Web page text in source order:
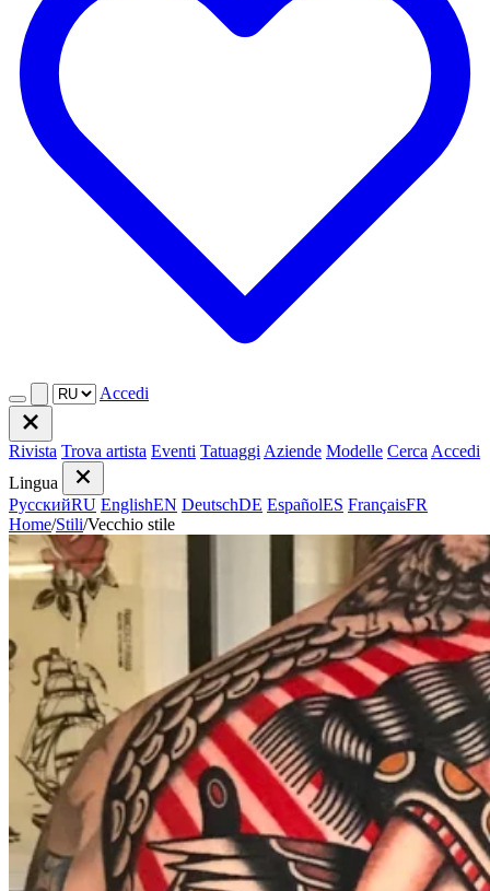
Accedi
Rivista Trova artista Eventi Tatuaggi Aziende Modelle Cerca Accedi
Lingua
РусскийRU EnglishEN DeutschDE EspañolES FrançaisFR
Home/Stili/Vecchio stile